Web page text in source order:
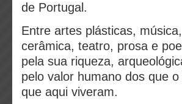
de Portugal.
Entre artes plásticas,
cerâmica, teatro, prosa e
pela sua riqueza,
pelo valor humano dos que
que aqui viveram.